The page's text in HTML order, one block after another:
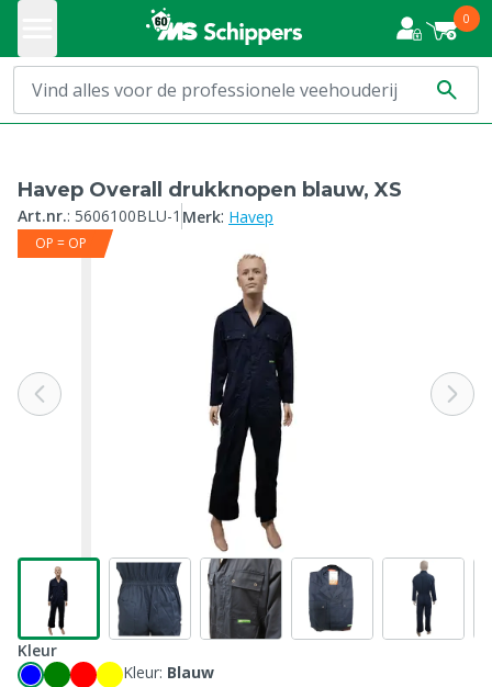
0
Havep Overall drukknopen blauw, XS
Art.nr.: 5606100BLU-1 Merk: Havep
OP = OP
Kleur
Kleur: Blauw